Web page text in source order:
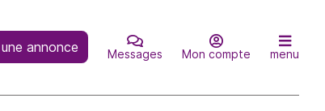
annonce Messages Mon compte menu